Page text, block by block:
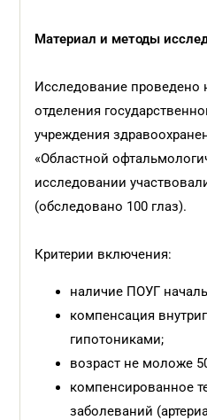
Материал и методы
Исследование проведено
отделения
учреждения
«Областной
исследовании
(обследовано 100 глаз).
Критерии включения:
наличие ПОУГ
компенсация
гипотониками;
возраст не моложе
компенсированное
заболеваний